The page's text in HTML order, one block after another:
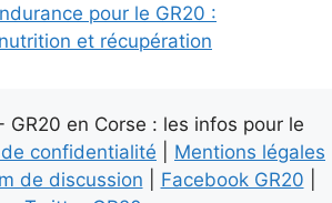
pour le GR20 :
et récupération
GR20 en Corse : les infos pour le
confidentialité
Mentions légales
de discussion Facebook GR20